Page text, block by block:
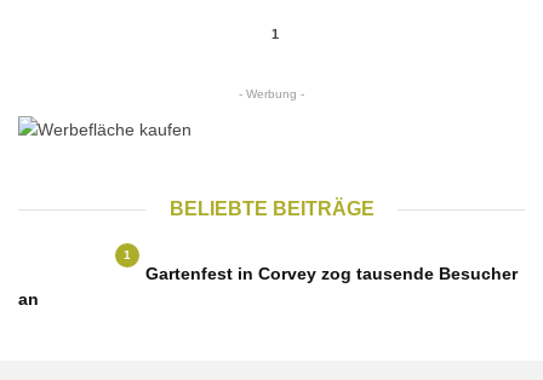
1
- Werbung -
BELIEBTE BEITRÄGE
1
Gartenfest in Corvey zog tausende Besucher
an